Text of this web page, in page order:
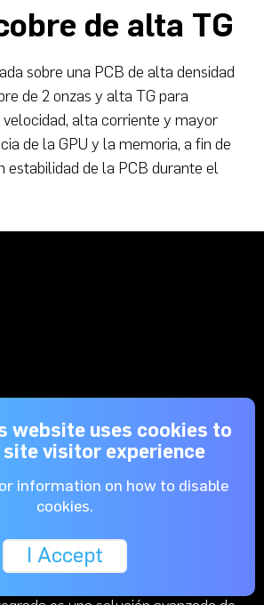
website uses cookies to
site visitor experience
information on how to disable
cookies.
I Accept
de alta TG
sobre una PCB de alta densidad
de 2 onzas y alta TG para
velocidad, alta corriente y mayor
de la GPU y la memoria, a fin de
estabilidad de la PCB durante el
refrigeración